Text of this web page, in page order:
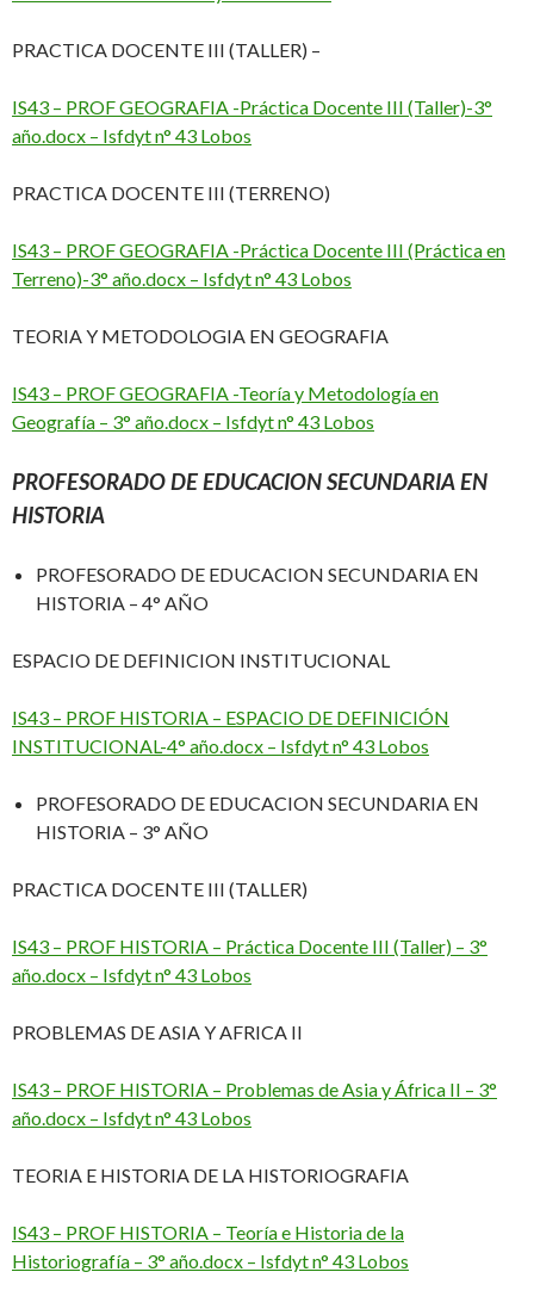
PRACTICA DOCENTE III (TALLER) –
IS43 – PROF GEOGRAFIA -Práctica Docente III (Taller)-3°
año.docx – Isfdyt n° 43 Lobos
PRACTICA DOCENTE III (TERRENO)
IS43 – PROF GEOGRAFIA -Práctica Docente III (Práctica en
Terreno)-3° año.docx – Isfdyt n° 43 Lobos
TEORIA Y METODOLOGIA EN GEOGRAFIA
IS43 – PROF GEOGRAFIA -Teoría y Metodología en
Geografía – 3° año.docx – Isfdyt n° 43 Lobos
PROFESORADO DE EDUCACION SECUNDARIA EN
HISTORIA
PROFESORADO DE EDUCACION SECUNDARIA EN
HISTORIA – 4° AÑO
ESPACIO DE DEFINICION INSTITUCIONAL
IS43 – PROF HISTORIA – ESPACIO DE DEFINICIÓN
INSTITUCIONAL-4° año.docx – Isfdyt n° 43 Lobos
PROFESORADO DE EDUCACION SECUNDARIA EN
HISTORIA – 3° AÑO
PRACTICA DOCENTE III (TALLER)
IS43 – PROF HISTORIA – Práctica Docente III (Taller) – 3°
año.docx – Isfdyt n° 43 Lobos
PROBLEMAS DE ASIA Y AFRICA II
IS43 – PROF HISTORIA – Problemas de Asia y África II – 3°
año.docx – Isfdyt n° 43 Lobos
TEORIA E HISTORIA DE LA HISTORIOGRAFIA
IS43 – PROF HISTORIA – Teoría e Historia de la
Historiografía – 3° año.docx – Isfdyt n° 43 Lobos